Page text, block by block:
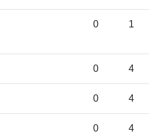
0 1
0 4
0 4
0 4